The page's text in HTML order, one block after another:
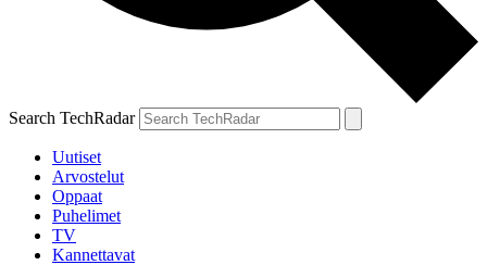
Search TechRadar
Uutiset
Arvostelut
Oppaat
Puhelimet
TV
Kannettavat